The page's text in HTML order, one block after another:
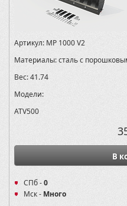
Артикул: MP 1000 V2
Материалы:сталь с
Вес:41.74
Модели:
ATV500
В
СПб -0
Мск - Много